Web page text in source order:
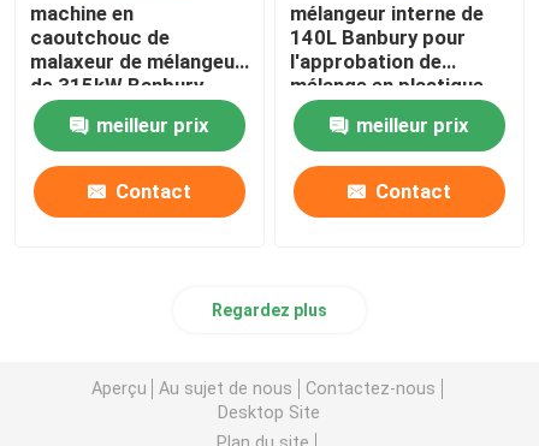
machine en
caoutchouc de
malaxeur de mélangeur
de 315kW Banbury
pour le mélange en
caoutchoucmeilleur prix
Contact
mélangeur interne de
140L Banbury pour
l'approbation de
mélange en plastique
en caoutchouc d'OIN
meilleur prix
Contact
Regardez plus
Aperçu Au sujet de nous
Contactez-nous
Desktop Site
Plan du site